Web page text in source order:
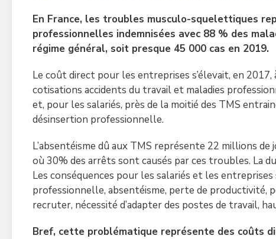
En France, les troubles musculo-squelettiques
professionnelles indemnisées avec 88 % des
régime général, soit presque 45 000 cas en 2019.
Le coût direct pour les entreprises s’élevait, en
cotisations accidents du travail et maladies
et, pour les salariés, près de la moitié des TMS
désinsertion professionnelle.
L’absentéisme dû aux TMS représente 22 millions
où 30% des arrêts sont causés par ces troubles. La
Les conséquences pour les salariés et les
professionnelle, absentéisme, perte de productivité,
recruter, nécessité d’adapter des postes de travail,
Bref, cette problématique représente des coûts